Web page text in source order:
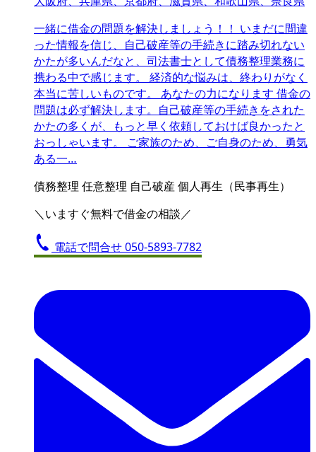
一緒に借金の問題を解決しましょう！！ いまだに間違
った情報を信じ、自己破産等の手続きに踏み切れない
かたが多いんだなと、司法書士として債務整理業務に
携わる中で感じます。 経済的な悩みは、終わりがなく
本当に苦しいものです。 あなたの力になります 借金の
問題は必ず解決します。自己破産等の手続きをされた
かたの多くが、もっと早く依頼しておけば良かったと
おっしゃいます。 ご家族のため、ご自身のため、勇気
ある一…
債務整理 任意整理 自己破産個人再生（民事再生）
＼いますぐ無料で借金の相談／
電話で問合せ050-5893-7782